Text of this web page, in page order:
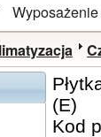
Wyposażenie
(E)
Kod